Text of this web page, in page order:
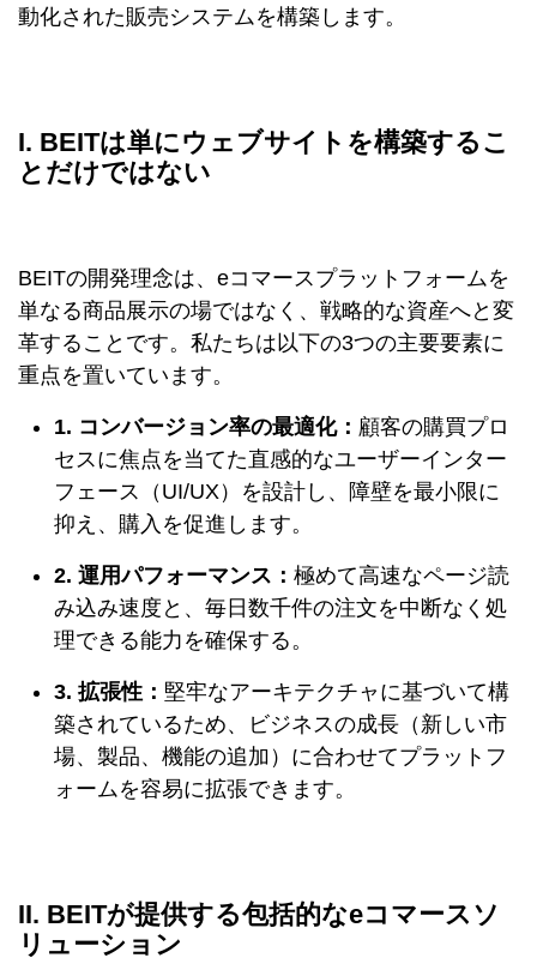
動化された販売システムを構築します。
I. BEITは単にウェブサイトを構築するこ
とだけではない
BEITの開発理念は、eコマースプラットフォームを
単なる商品展示の場ではなく、戦略的な資産へと変
革することです。私たちは以下の3つの主要要素に
重点を置いています。
1. コンバージョン率の最適化： 顧客の購買プロ
セスに焦点を当てた直感的なユーザーインター
フェース（UI/UX）を設計し、障壁を最小限に
抑え、購入を促進します。
2. 運用パフォーマンス： 極めて高速なページ読
み込み速度と、毎日数千件の注文を中断なく処
理できる能力を確保する。
3. 拡張性： 堅牢なアーキテクチャに基づいて構
築されているため、ビジネスの成長（新しい市
場、製品、機能の追加）に合わせてプラットフ
ォームを容易に拡張できます。
II. BEITが提供する包括的なeコマースソ
リューション